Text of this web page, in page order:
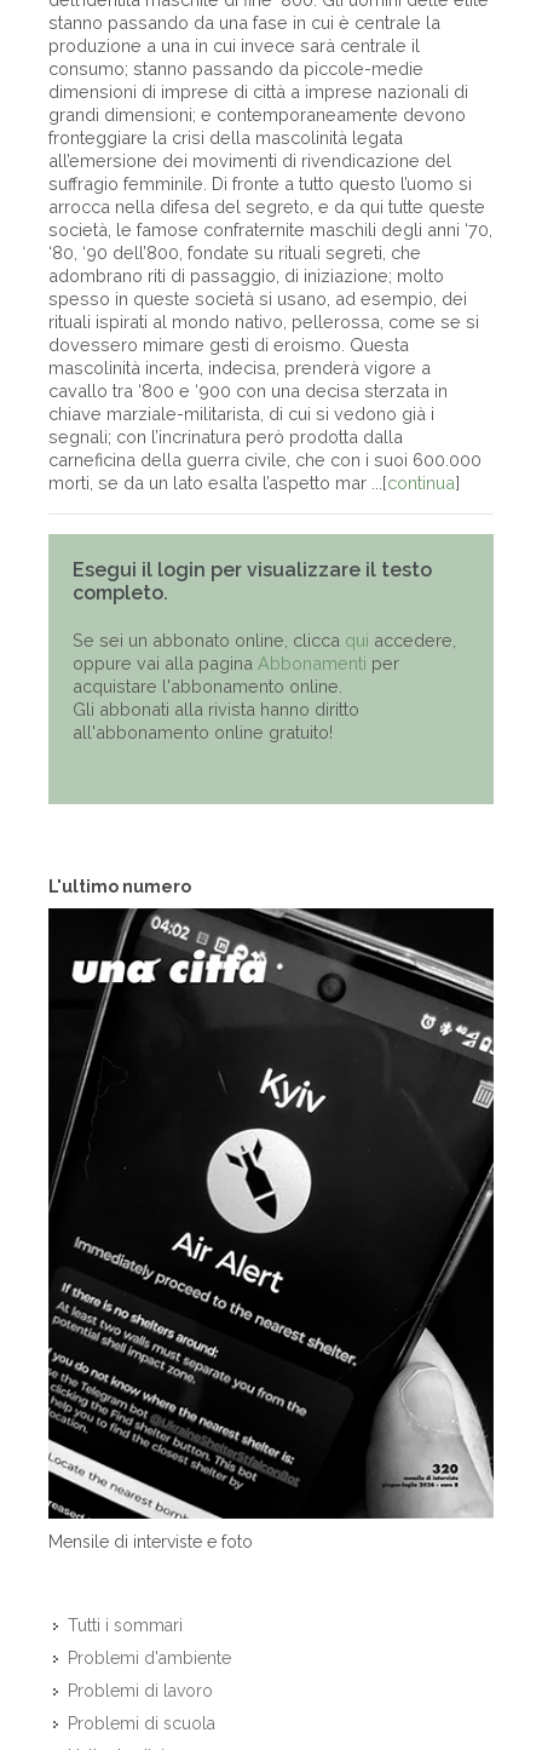
L'ultimo numero
Mensile di interviste e foto
Tutti i sommari
Problemi d'ambiente
Problemi di lavoro
Problemi di scuola
stanno passando da una fase in cui è centrale la
produzione a una in cui invece sarà centrale il
consumo; stanno passando da piccole-medie
dimensioni di imprese di città a imprese nazionali di
grandi dimensioni; e contemporaneamente devono
fronteggiare la crisi della mascolinità legata
all’emersione dei movimenti di rivendicazione del
suffragio femminile. Di fronte a tutto questo l’uomo si
arrocca nella difesa del segreto, e da qui tutte queste
società, le famose confraternite maschili degli anni ‘70,
‘80, ‘90 dell’800, fondate su rituali segreti, che
adombrano riti di passaggio, di iniziazione; molto
spesso in queste società si usano, ad esempio, dei
rituali ispirati al mondo nativo, pellerossa, come se si
dovessero mimare gesti di eroismo. Questa
mascolinità incerta, indecisa, prenderà vigore a
cavallo tra ‘800 e ‘900 con una decisa sterzata in
chiave marziale-militarista, di cui si vedono già i
segnali; con l’incrinatura però prodotta dalla
carneficina della guerra civile, che con i suoi 600.000
morti, se da un lato esalta l’aspetto mar ...[continua]
Esegui il login per visualizzare il testo
completo.
Se sei un abbonato online, clicca qui accedere,
oppure vai alla pagina Abbonamenti per
acquistare l'abbonamento online.
Gli abbonati alla rivista hanno diritto
all'abbonamento online gratuito!